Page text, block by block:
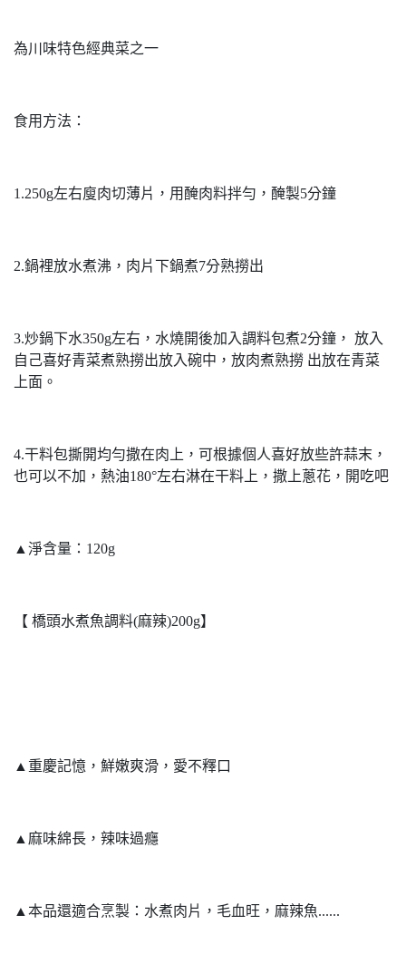
為川味特色經典菜之一
食用方法：
1.250g左右廋肉切薄片，用醃肉料拌勻，醃製5分鐘
2.鍋裡放水煮沸，肉片下鍋煮7分熟撈出
3.炒鍋下水350g左右，水燒開後加入調料包煮2分鐘， 放入
自己喜好青菜煮熟撈出放入碗中，放肉煮熟撈 出放在青菜
上面。
4.干料包撕開均勻撒在肉上，可根據個人喜好放些許蒜末，
也可以不加，熱油180°左右淋在干料上，撒上蔥花，開吃吧
▲淨含量：120g
【 橋頭水煮魚調料(麻辣)200g】
▲重慶記憶，鮮嫩爽滑，愛不釋口
▲麻味綿長，辣味過癮
▲本品還適合烹製：水煮肉片，毛血旺，麻辣魚......